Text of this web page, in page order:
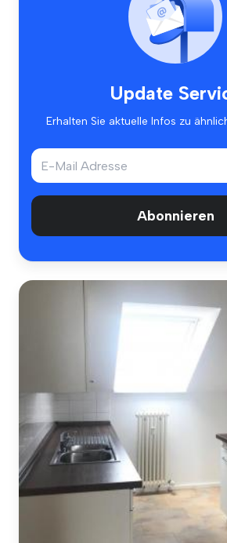
Update
Erhalten Sie aktuelle Infos zu
Abonnieren